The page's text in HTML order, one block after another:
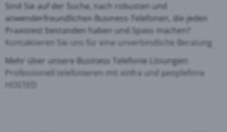
Sind Sie auf der Suche, nach robusten und
anwenderfreundlichen Business-Telefonen, die jeden
Praxistest bestanden haben und Spass machen?
Kontaktieren Sie uns für eine unverbindliche Beratung
Mehr über unsere Business Telefonie Lösungen:
Professionell telefonieren mit xinfra und peoplefone
HOSTED